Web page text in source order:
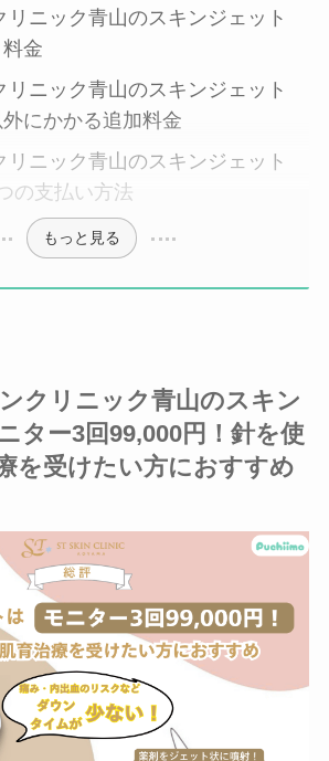
リニック青山のスキンジェット
金
リニック青山のスキンジェット
にかかる追加料金
リニック青山のスキンジェット
の支払い方法
もっと見る
クリニック青山のスキン
ター3回99,000円！針を使
を受けたい方におすすめ